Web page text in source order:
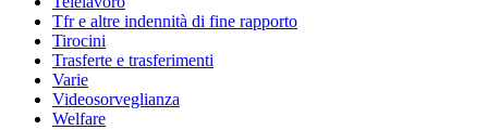
Tfr e altre indennità di fine rapporto
Tirocini
Trasferte e trasferimenti
Varie
Videosorveglianza
Welfare